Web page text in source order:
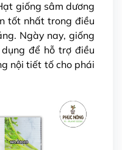
giống sâm dương
tốt nhất trong điều
Ngày nay, giống
để hỗ trợ điều
nội tiết tố cho phái